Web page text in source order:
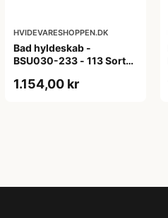
HVIDEVARESHOPPEN.DK
Bad hyldeskab -
BSU030-233 - 113 Sort
1.154,00 kr